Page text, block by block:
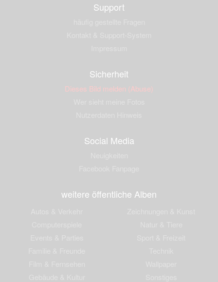
Support
Sicherheit
Dieses Bild melden (Abuse)
Social Media
weitere öffentliche Alben